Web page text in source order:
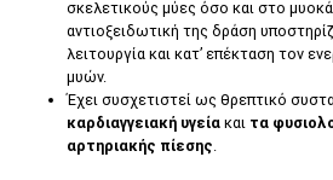
σκελετικούς μύες όσο και στο
αντιοξειδωτική της δράση
λειτουργία και κατ’ επέκταση τον
μυών.
Έχει συσχετιστεί ως θρεπτικό
καρδιαγγειακή υγεία και τα
αρτηριακής πίεσης.